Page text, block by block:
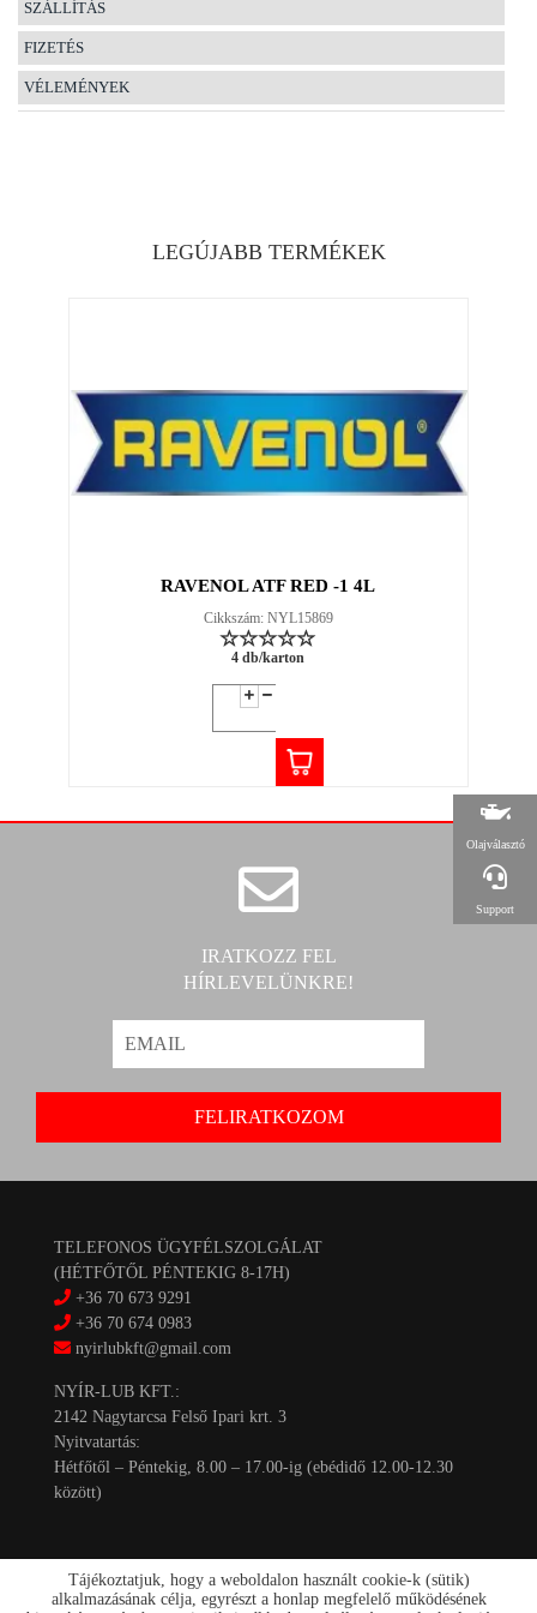
SZÁLLÍTÁS
FIZETÉS
VÉLEMÉNYEK
LEGÚJABB TERMÉKEK
RAVENOL ATF RED -1 4L
Cikkszám: NYL15869
4 db/karton
IRATKOZZ FEL
HÍRLEVELÜNKRE!
TELEFONOS ÜGYFÉLSZOLGÁLAT
(HÉTFŐTŐL PÉNTEKIG 8-17H)
+36 70 673 9291
+36 70 674 0983
nyirlubkft@gmail.com
NYÍR-LUB KFT.:
2142 Nagytarcsa Felső Ipari krt. 3
Nyitvatartás:
Hétfőtől – Péntekig, 8.00 – 17.00-ig (ebédidő 12.00-12.30
között)
Olajválasztó
Support
Tájékoztatjuk, hogy a weboldalon használt cookie-k (sütik)
alkalmazásának célja, egyrészt a honlap megfelelő működésének